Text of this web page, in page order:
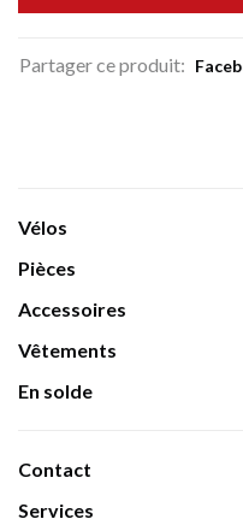
Partager ce produit:
Vélos
Pièces
Accessoires
Vêtements
En solde
Contact
Services